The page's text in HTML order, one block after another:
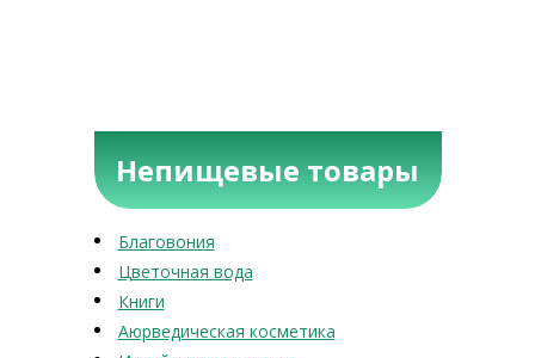
Непищевые товары
Благовония
Цветочная вода
Книги
Аюрведическая косметика